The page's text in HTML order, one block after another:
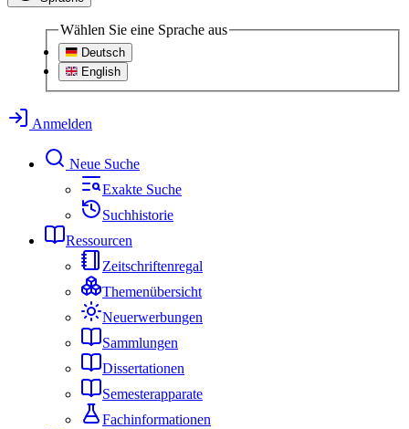
Wählen Sie eine Sprache aus
Deutsch
English
Anmelden
Neue Suche
Exakte Suche
Suchhistorie
Ressourcen
Zeitschriftenregal
Themenübersicht
Neuerwerbungen
Sammlungen
Dissertationen
Semesterapparate
Fachinformationen